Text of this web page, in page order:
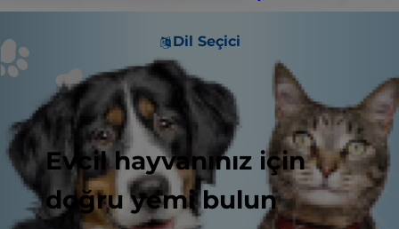
Dil Seçici
Evcil hayvanınız için
doğru yemi bulun